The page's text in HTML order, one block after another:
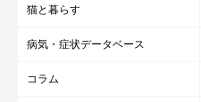
猫と暮らす
病気・症状データベース
コラム